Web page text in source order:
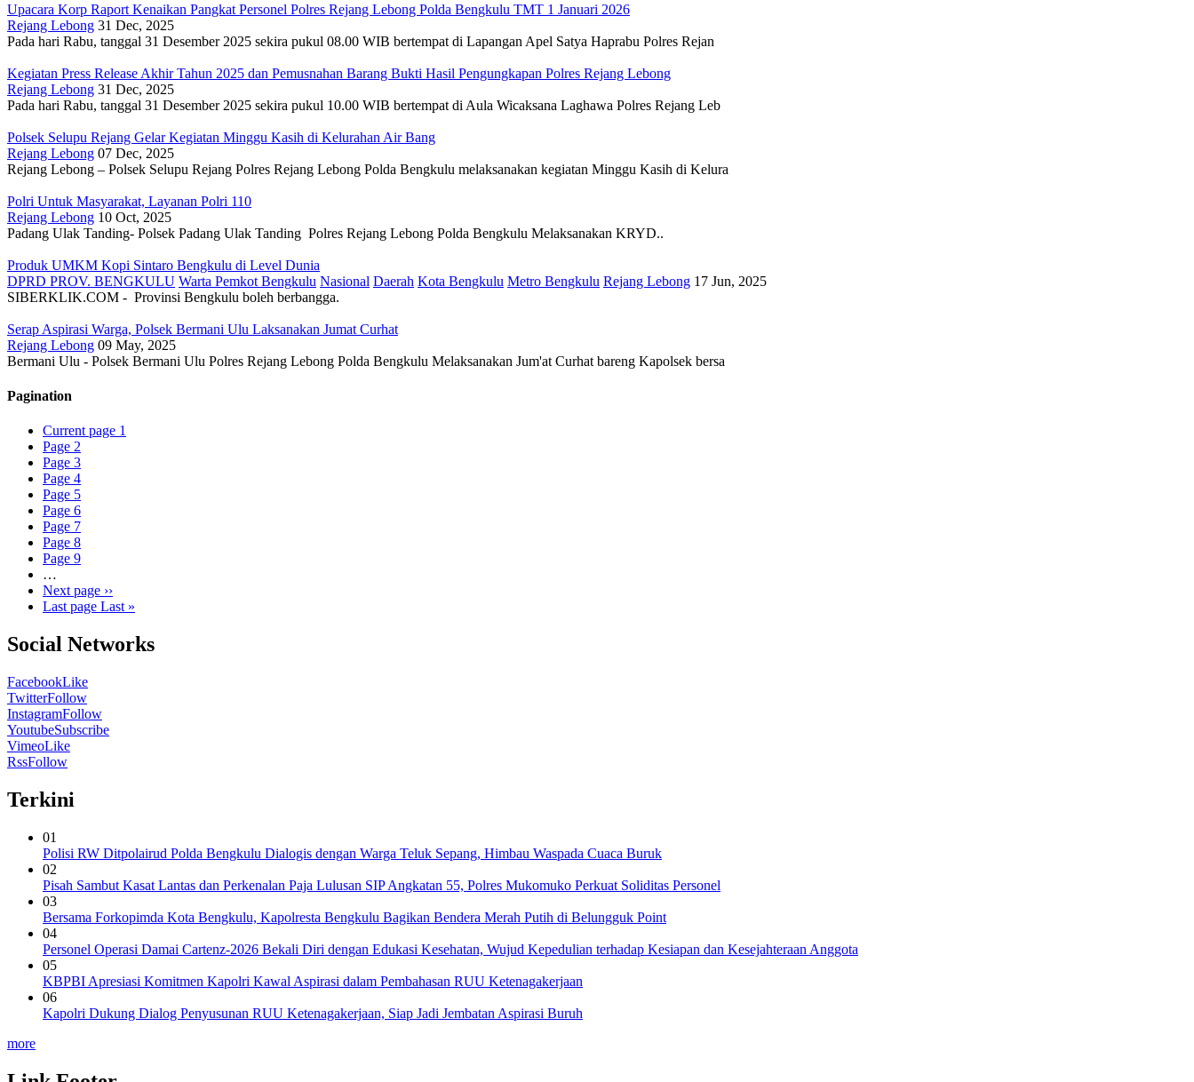
Upacara Korp Raport Kenaikan Pangkat Personel Polres Rejang Lebong Polda Bengkulu TMT 1 Januari 2026
Rejang Lebong 31 Dec, 2025
Pada hari Rabu, tanggal 31 Desember 2025 sekira pukul 08.00 WIB bertempat di Lapangan Apel Satya Haprabu Polres Rejan
Kegiatan Press Release Akhir Tahun 2025 dan Pemusnahan Barang Bukti Hasil Pengungkapan Polres Rejang Lebong
Rejang Lebong 31 Dec, 2025
Pada hari Rabu, tanggal 31 Desember 2025 sekira pukul 10.00 WIB bertempat di Aula Wicaksana Laghawa Polres Rejang Leb
Polsek Selupu Rejang Gelar Kegiatan Minggu Kasih di Kelurahan Air Bang
Rejang Lebong 07 Dec, 2025
Rejang Lebong – Polsek Selupu Rejang Polres Rejang Lebong Polda Bengkulu melaksanakan kegiatan Minggu Kasih di Kelura
Polri Untuk Masyarakat, Layanan Polri 110
Rejang Lebong 10 Oct, 2025
Padang Ulak Tanding- Polsek Padang Ulak Tanding Polres Rejang Lebong Polda Bengkulu Melaksanakan KRYD..
Produk UMKM Kopi Sintaro Bengkulu di Level Dunia
DPRD PROV. BENGKULU Warta Pemkot Bengkulu Nasional Daerah Kota Bengkulu Metro Bengkulu Rejang Lebong 17 Jun, 2025
SIBERKLIK.COM - Provinsi Bengkulu boleh berbangga.
Serap Aspirasi Warga, Polsek Bermani Ulu Laksanakan Jumat Curhat
Rejang Lebong 09 May, 2025
Bermani Ulu - Polsek Bermani Ulu Polres Rejang Lebong Polda Bengkulu Melaksanakan Jum'at Curhat bareng Kapolsek bersa
Pagination
Current page 1
Page 2
Page 3
Page 4
Page 5
Page 6
Page 7
Page 8
Page 9
…
Next page ››
Last page Last »
Social Networks
FacebookLike
TwitterFollow
InstagramFollow
YoutubeSubscribe
VimeoLike
RssFollow
Terkini
01
Polisi RW Ditpolairud Polda Bengkulu Dialogis dengan Warga Teluk Sepang, Himbau Waspada Cuaca Buruk
02
Pisah Sambut Kasat Lantas dan Perkenalan Paja Lulusan SIP Angkatan 55, Polres Mukomuko Perkuat Soliditas Personel
03
Bersama Forkopimda Kota Bengkulu, Kapolresta Bengkulu Bagikan Bendera Merah Putih di Belungguk Point
04
Personel Operasi Damai Cartenz-2026 Bekali Diri dengan Edukasi Kesehatan, Wujud Kepedulian terhadap Kesiapan dan Kesejahteraan Anggota
05
KBPBI Apresiasi Komitmen Kapolri Kawal Aspirasi dalam Pembahasan RUU Ketenagakerjaan
06
Kapolri Dukung Dialog Penyusunan RUU Ketenagakerjaan, Siap Jadi Jembatan Aspirasi Buruh
more